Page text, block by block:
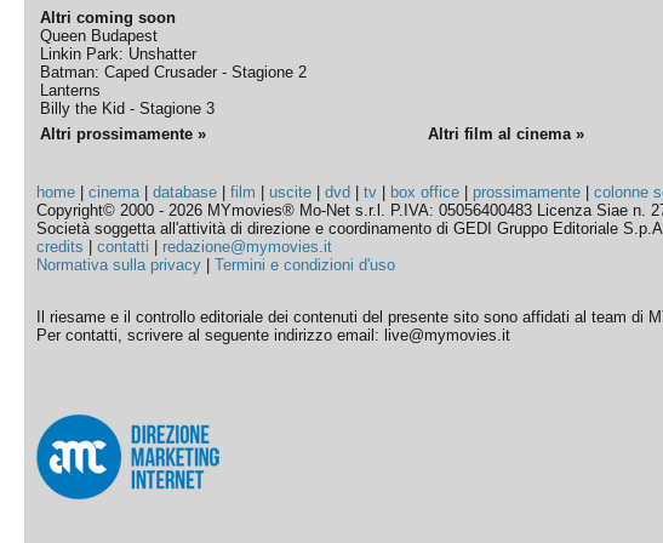
Altri coming soon
Queen Budapest
Linkin Park: Unshatter
Batman: Caped Crusader - Stagione 2
Lanterns
Billy the Kid - Stagione 3
Altri prossimamente » Altri film al cinema »
home |cinema|database |film |uscite |dvd |tv box office prossimamente |colonne
Copyright© 2000 - 2026 MYmovies® Mo-Net s.r.l. P.IVA: 05056400483 Licenza Siae n.
Società soggetta all'attività di direzione e coordinamento di GEDI Gruppo Editoriale
credits |contatti
redazione@mymovies.it
Normativa sulla privacy |Termini e condizioni d'uso
Il riesame e il controllo editoriale dei contenuti del presente sito sono affidati al team di
Per contatti, scrivere al seguente indirizzo email: live@mymovies.it